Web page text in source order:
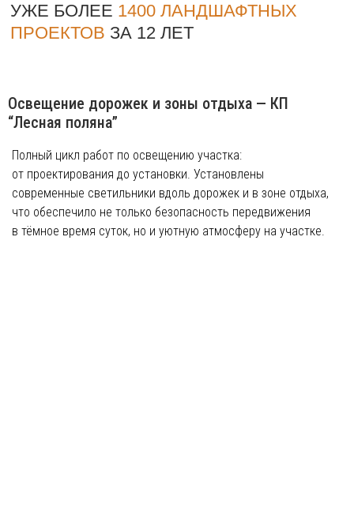
УЖЕ БОЛЕЕ 1400 ЛАНДШАФТНЫХ
ПРОЕКТОВ ЗА 12 ЛЕТ
Освещение дорожек и зоны отдыха — КП
“Лесная поляна”
Полный цикл работ по освещению участка:
от проектирования до установки. Установлены
современные светильники вдоль дорожек и в зоне отдыха,
что обеспечило не только безопасность передвижения
в тёмное время суток, но и уютную атмосферу на участке.